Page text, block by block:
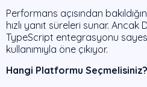
Performans açısından
hızlı yanıt süreleri sunar. Ancak
TypeScript entegrasyonu
kullanımıyla öne çıkıyor.
Hangi Platformu Seçmelisiniz?